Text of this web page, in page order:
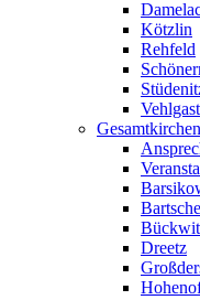
Kötzlin
Rehfeld
Vehlgast
Dreetz